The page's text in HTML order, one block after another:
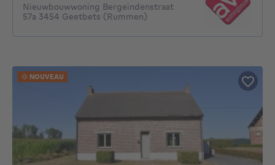
Nieuwbouwwoning Bergeindenstraat
57a 3454 Geetbets (Rummen)
NOUVEAU